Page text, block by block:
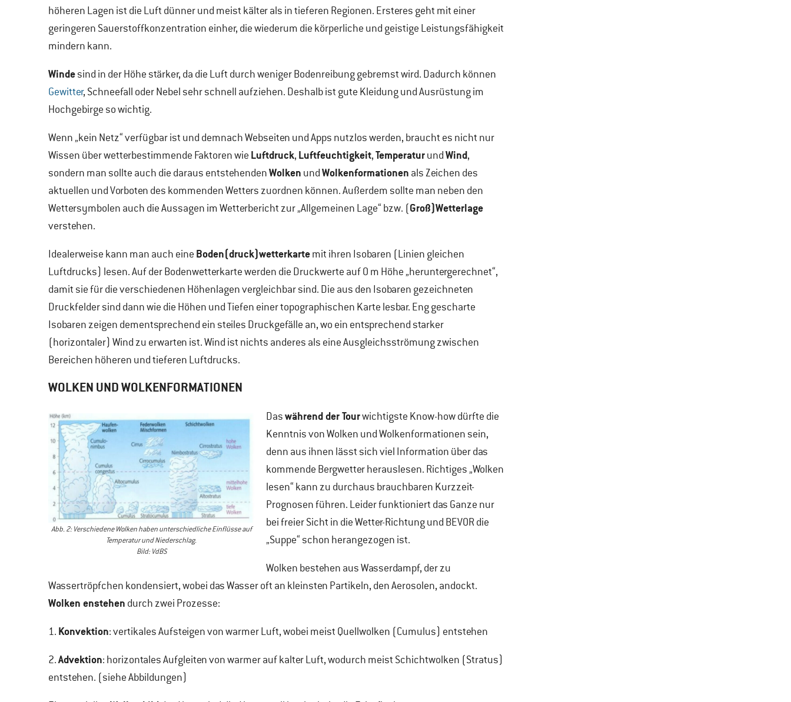
höheren Lagen ist die Luft dünner und meist kälter als in tieferen Regionen. Ersteres geht mit einer
geringeren Sauerstoffkonzentration einher, die wiederum die körperliche und geistige Leistungsfähigkeit
mindern kann.
Windesind in der Höhe stärker, da die Luft durch weniger Bodenreibung gebremst wird. Dadurch können
Gewitter, Schneefall oder Nebel sehr schnell aufziehen. Deshalb ist gute Kleidung und Ausrüstung im
Hochgebirge so wichtig.
Wenn „kein Netz“ verfügbar ist und demnach Webseiten und Apps nutzlos werden, braucht es nicht nur
Wissen über wetterbestimmende Faktoren wie Luftdruck, Luftfeuchtigkeit,TemperaturundWind,
sondern man sollte auch die daraus entstehendenWolken undWolkenformationen als Zeichen des
aktuellen und Vorboten des kommenden Wetters zuordnen können. Außerdem sollte man neben den
Wettersymbolen auch die Aussagen im Wetterbericht zur „Allgemeinen Lage“ bzw. (Groß)Wetterlage
verstehen.
Idealerweise kann man auch eine Boden(druck)wetterkartemit ihren Isobaren (Linien gleichen
Luftdrucks) lesen. Auf der Bodenwetterkarte werden die Druckwerte auf 0 m Höhe „heruntergerechnet“,
damit sie für die verschiedenen Höhenlagen vergleichbar sind. Die aus den Isobaren gezeichneten
Druckfelder sind dann wie die Höhen und Tiefen einer topographischen Karte lesbar. Eng gescharte
Isobaren zeigen dementsprechend ein steiles Druckgefälle an, wo ein entsprechend starker
(horizontaler) Wind zu erwarten ist. Wind ist nichts anderes als eine Ausgleichsströmung zwischen
Bereichen höheren und tieferen Luftdrucks.
WOLKEN UND WOLKENFORMATIONEN
Abb. 2: Verschiedene Wolken haben unterschiedliche Einflüsse auf
Temperatur und Niederschlag.
Bild: VdBS
Daswährend der Tourwichtigste Know-how dürfte die
Kenntnis von Wolken und Wolkenformationen sein,
denn aus ihnen lässt sich viel Information über das
kommende Bergwetter herauslesen. Richtiges „Wolken
lesen“ kann zu durchaus brauchbaren Kurzzeit-
Prognosen führen. Leider funktioniert das Ganze nur
bei freier Sicht in die Wetter-Richtung und BEVOR die
„Suppe“ schon herangezogen ist.
Wolken bestehen aus Wasserdampf, der zu
Wassertröpfchen kondensiert, wobei das Wasser oft an kleinsten Partikeln, den Aerosolen, andockt.
Wolken enstehen durch zwei Prozesse:
1. Konvektion: vertikales Aufsteigen von warmer Luft, wobei meist Quellwolken (Cumulus) entstehen
2.Advektion: horizontales Aufgleiten von warmer auf kalter Luft, wodurch meist Schichtwolken (Stratus)
entstehen. (siehe Abbildungen)